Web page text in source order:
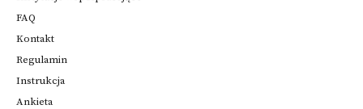
FAQ
Kontakt
Regulamin
Instrukcja
Ankieta